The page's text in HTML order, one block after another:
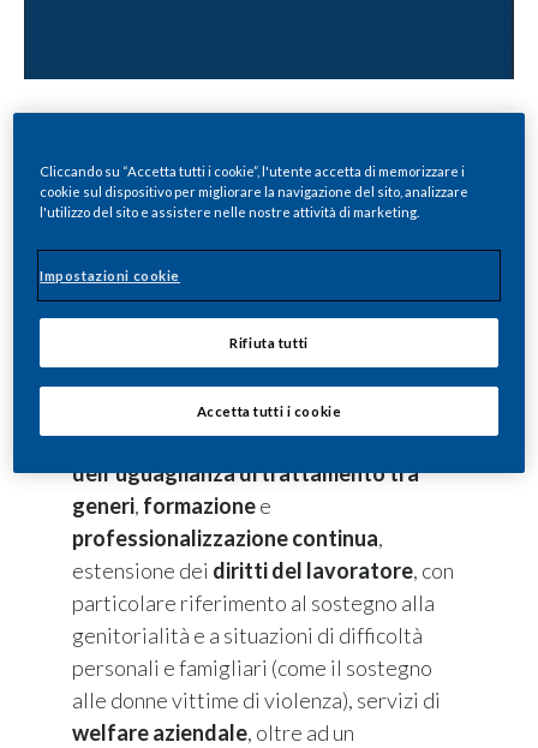
Leggi tutte le novità
Bologna, 19 Dicembre 2020–Promozione
dell’uguaglianza di trattamento tra
generi, formazionee
professionalizzazione continua,
estensione dei diritti del lavoratore, con
particolare riferimento al sostegno alla
genitorialità e a situazioni di difficoltà
personali e famigliari (come il sostegno
alle donne vittime di violenza), servizi di
welfare aziendale, oltre ad un
Cliccando su “Accetta tutti i cookie”, l'utente accetta di memorizzare i
cookie sul dispositivo per migliorare la navigazione del sito, analizzare
l'utilizzo del sito e assistere nelle nostre attività di marketing.
Impostazioni cookie
Rifiuta tutti
Accetta tutti i cookie